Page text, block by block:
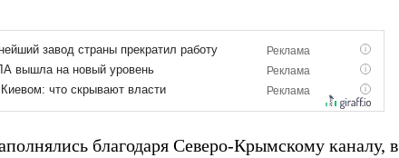
благодаря Северо-Крымскому каналу, в